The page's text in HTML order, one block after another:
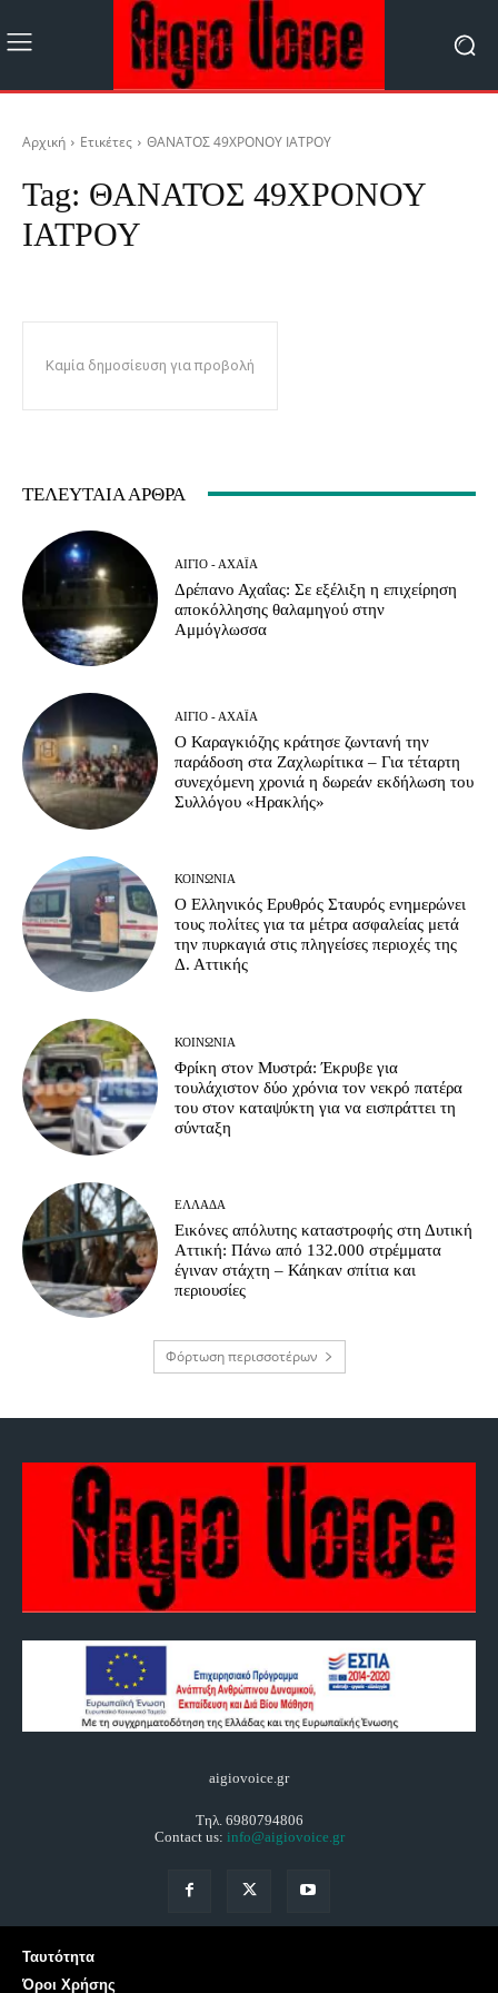
Αρχική Ετικέτες ΘΑΝΑΤΟΣ 49ΧΡΟΝΟΥ ΙΑΤΡΟΥ
Tag: ΘΑΝΑΤΟΣ 49ΧΡΟΝΟΥ
ΙΑΤΡΟΥ
Καμία δημοσίευση για προβολή
ΤΕΛΕΥΤΑΊΑ ΆΡΘΡΑ
ΑΊΓΙΟ - ΑΧΑΪ́Α
Δρέπανο Αχαΐας: Σε εξέλιξη η επιχείρηση
αποκόλλησης θαλαμηγού στην
Αμμόγλωσσα
ΑΊΓΙΟ - ΑΧΑΪ́Α
Ο Καραγκιόζης κράτησε ζωντανή την
παράδοση στα Ζαχλωρίτικα – Για τέταρτη
συνεχόμενη χρονιά η δωρεάν εκδήλωση του
Συλλόγου «Ηρακλής»
ΚΟΙΝΩΝΊΑ
Ο Ελληνικός Ερυθρός Σταυρός ενημερώνει
τους πολίτες για τα μέτρα ασφαλείας μετά
την πυρκαγιά στις πληγείσες περιοχές της
Δ. Αττικής
ΚΟΙΝΩΝΊΑ
Φρίκη στον Μυστρά: Έκρυβε για
τουλάχιστον δύο χρόνια τον νεκρό πατέρα
του στον καταψύκτη για να εισπράττει τη
σύνταξη
ΕΛΛΆΔΑ
Εικόνες απόλυτης καταστροφής στη Δυτική
Αττική: Πάνω από 132.000 στρέμματα
έγιναν στάχτη – Κάηκαν σπίτια και
περιουσίες
Φόρτωση περισσοτέρων
aigiovoice.gr
Τηλ. 6980794806
Contact us: info@aigiovoice.gr
Ταυτότητα
Όροι Χρήσης